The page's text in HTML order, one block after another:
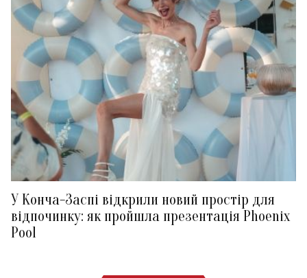
У Конча-Заспі відкрили новий простір для
відпочинку: як пройшла презентація Phoenix
Pool